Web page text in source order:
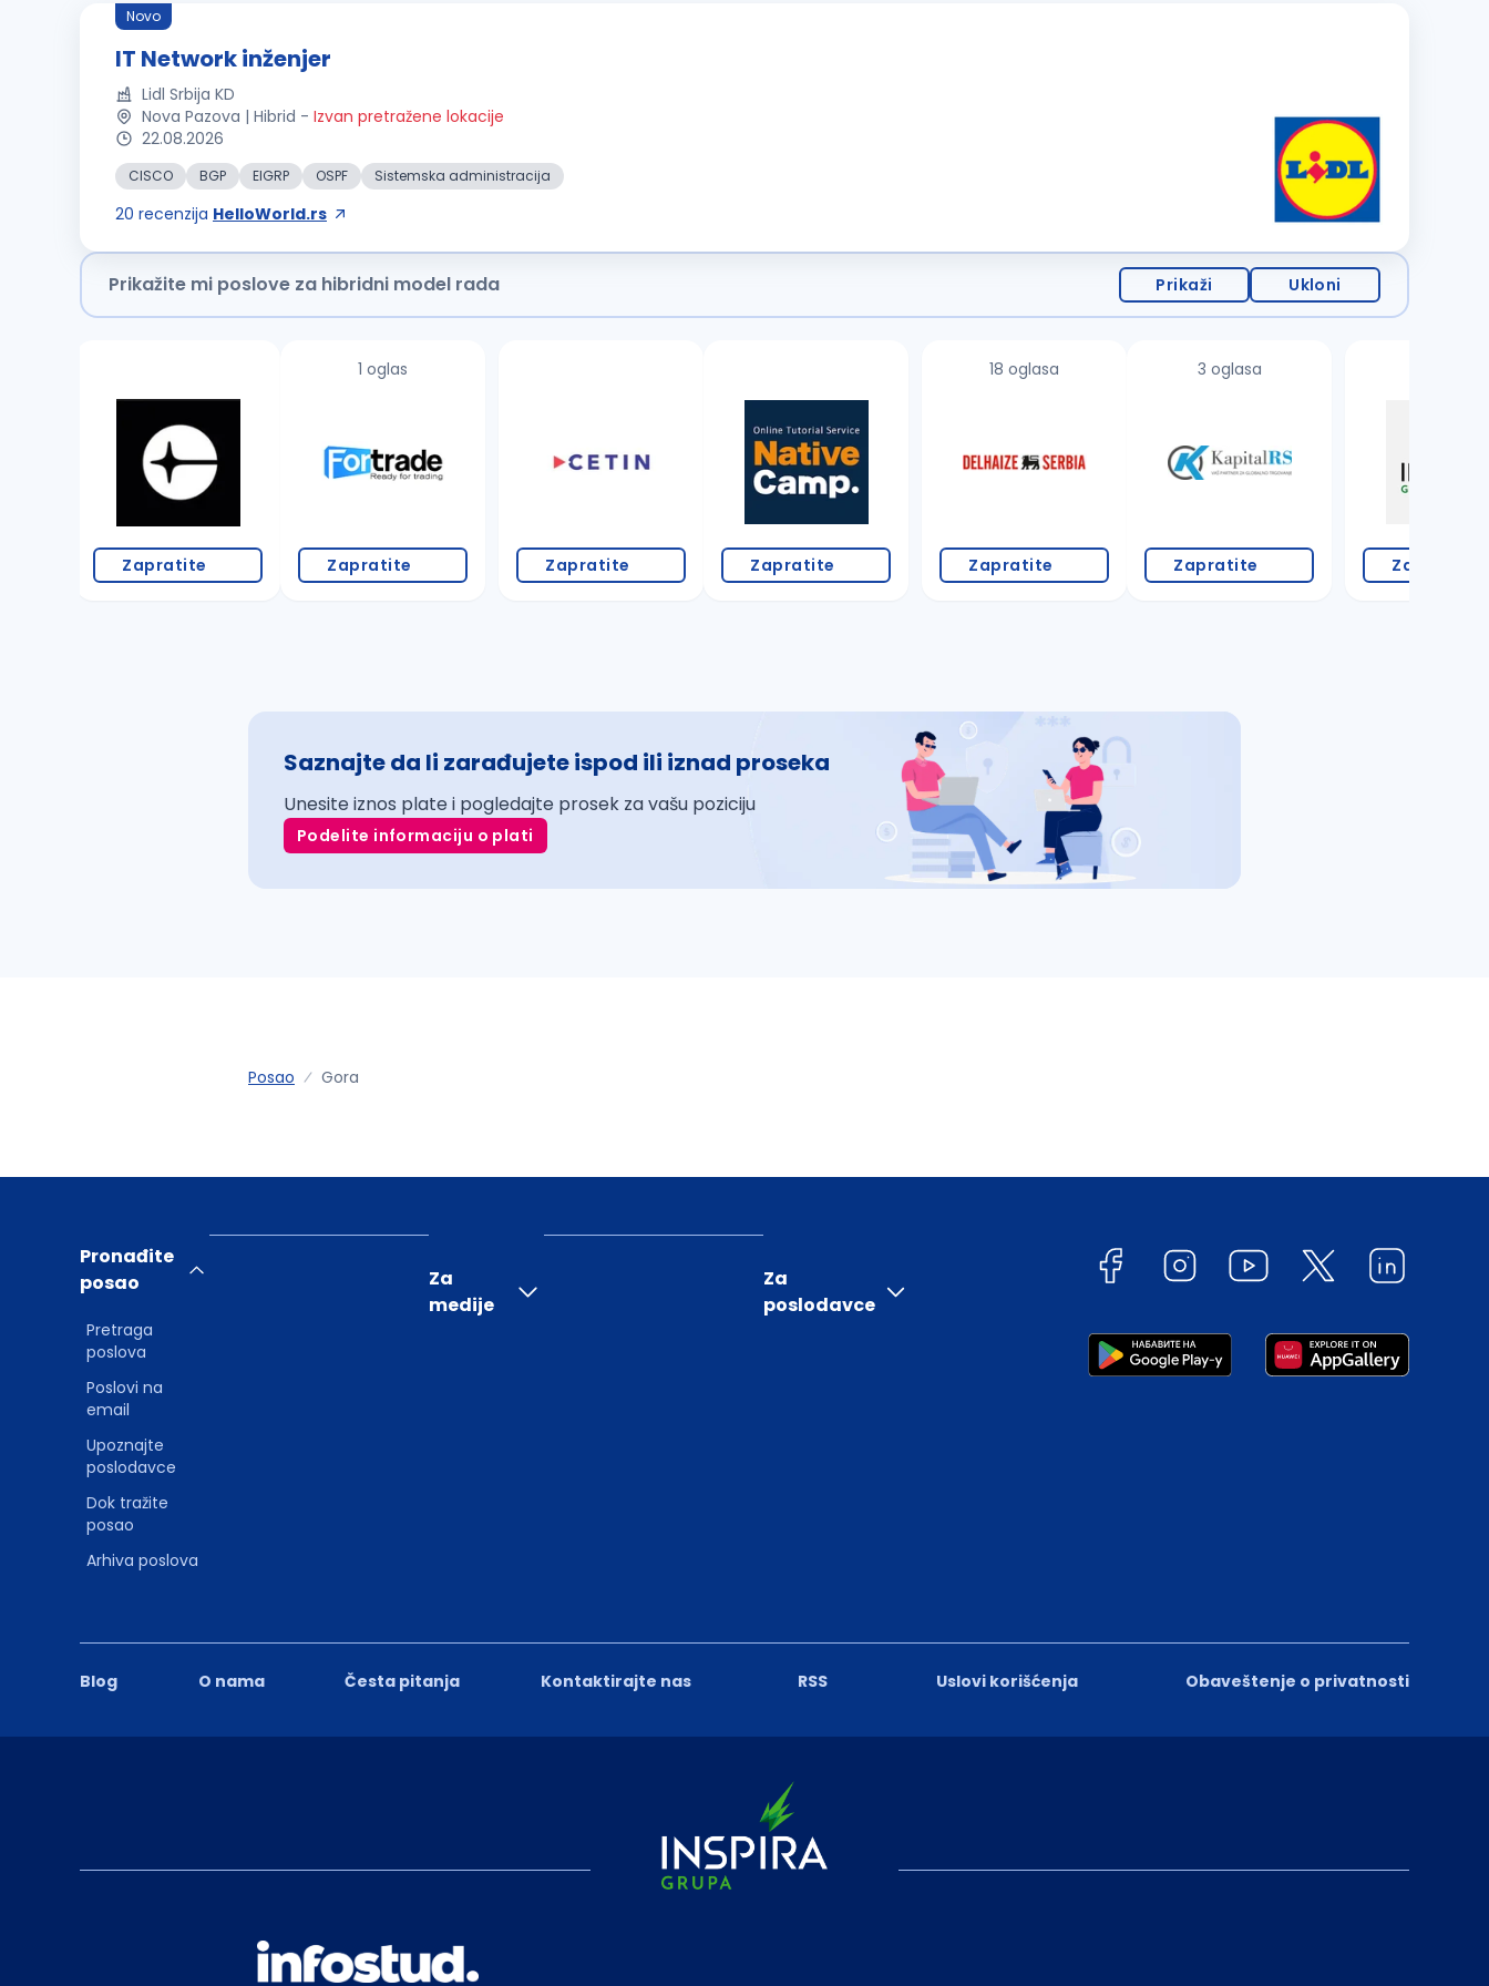
Novo
IT Network inženjer
Lidl Srbija KD
Nova Pazova | Hibrid - Izvan pretražene lokacije
22.08.2026
CISCO BGP EIGRP OSPF Sistemska administracija
20 recenzija HelloWorld.rs
Prikažite mi poslove za hibridni model rada Prikaži Ukloni
Zapratite
1 oglas
Zapratite Zapratite Zapratite
18 oglasa
Zapratite
3 oglasa
Zapratite Zapratite
Saznajte da li zarađujete ispod ili iznad proseka
Unesite iznos plate i pogledajte prosek za vašu poziciju
Podelite informaciju o plati
Posao Gora
Blog O nama Česta pitanja Kontaktirajte nas RSS Uslovi korišćenja Obaveštenje o privatnosti
Pronađite
posao
Pretraga
poslova
Poslovi na
email
Upoznajte
poslodavce
Dok tražite
posao
Arhiva poslova
Za
medije
Za
poslodavce